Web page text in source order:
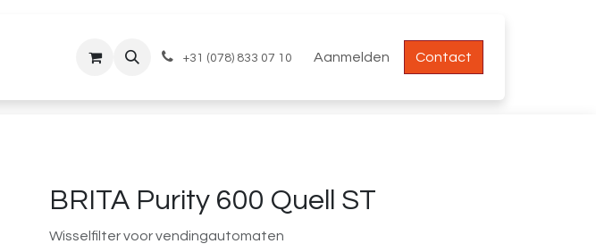
+31 (078) 833 07 10 Aanmelden Contact
BRITA Purity 600 Quell ST
Wisselfilter voor vendingautomaten